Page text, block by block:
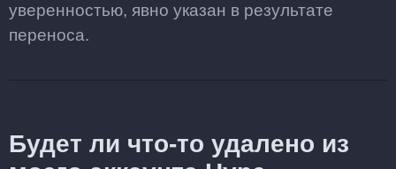
уверенностью, явно указан в результате
переноса.
Будет ли что-то удалено из